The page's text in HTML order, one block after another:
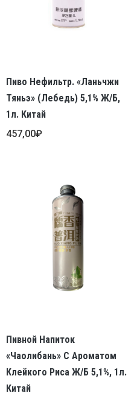
Пиво Нефильтр. «Ланьчжи
Тяньэ» (Лебедь) 5,1% Ж/б,
1л. Китай
457,00₽
Пивной Напиток
«Чаолибань» С Ароматом
Клейкого Риса Ж/б 5,1%, 1л.
Китай